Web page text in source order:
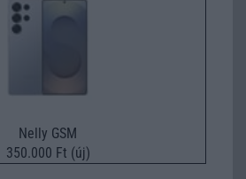
Nelly GSM
350.000 Ft (új)